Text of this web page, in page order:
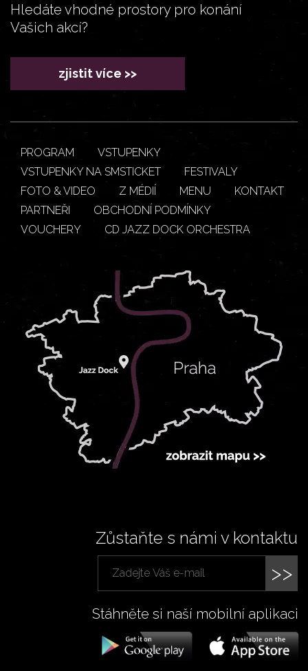
Hledáte vhodné prostory pro konání
Vašich akcí?
zjistit více >>
PROGRAM
VSTUPENKY
VSTUPENKY NA SMSTICKET
FESTIVALY
FOTO & VIDEO
Z MÉDIÍ MENU
KONTAKT
PARTNEŘI
OBCHODNÍ PODMÍNKY
VOUCHERY
CD JAZZ DOCK ORCHESTRA
Zůstaňte s námi v kontaktu
>>
Stáhněte si naší mobilní aplikaci